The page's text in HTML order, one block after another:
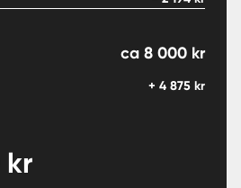
ca 8 000 kr
+ 4 875 kr
kr